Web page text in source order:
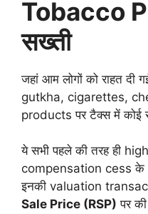
Tobacco
सख्ती
जहां आम लोगों को राहत दी
gutkha, cigarettes,
products पर टैक्स में कोई
ये सभी पहले की तरह ही
compensation cess के
इनकी valuation
Sale Price (RSP) पर